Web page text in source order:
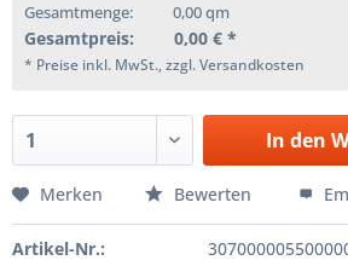
Gesamtmenge: 0,00qm
Gesamtpreis: 0,00 € *
* Preise inkl. MwSt., zzgl. Versandkosten
In den
Merken Bewerten
Artikel-Nr.: